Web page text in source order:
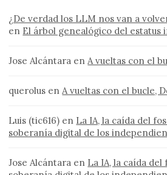
¿De verdad los LLM nos van a
en El árbol genealógico del estatus
Jose Alcántara en A vueltas con el
querolus en A vueltas con el bucle,
Luis (tic616) en La IA, la caída del
soberanía digital de los
Jose Alcántara en La IA, la caída del